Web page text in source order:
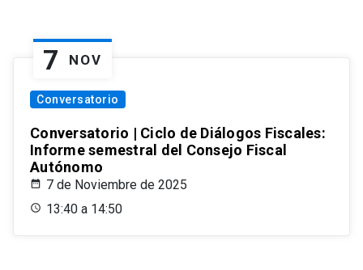
7 NOV
Conversatorio
Conversatorio | Ciclo de Diálogos Fiscales:
Informe semestral del Consejo Fiscal
Autónomo
7 de Noviembre de 2025
13:40 a 14:50